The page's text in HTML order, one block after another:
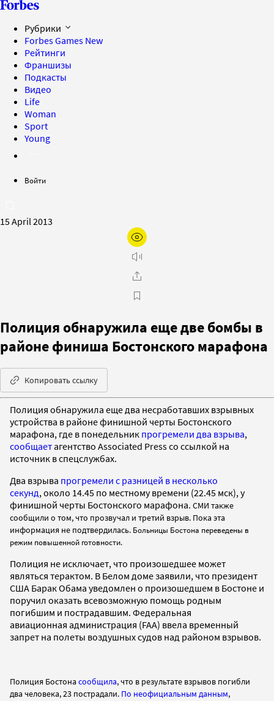
Рубрики
Forbes Games New
Рейтинги
Франшизы
Подкасты
Видео
Life
Woman
Sport
Young
Войти
15 April 2013
Полиция обнаружила еще две бомбы в
районе финиша Бостонского марафона
Копировать ссылку
Полиция обнаружила еще два несработавших взрывных
устройства в районе финишной черты Бостонского
марафона, где в понедельник прогремели два взрыва,
сообщаетагентство Associated Press со ссылкой на
источник в спецслужбах.
Два взрыва прогремели с разницей в несколько
секунд, около 14.45 по местному времени (22.45 мск), у
финишной черты Бостонского марафона. СМИ также
сообщили о том, что прозвучал и третий взрыв. Пока эта
информация не подтвердилась. Больницы Бостона переведены в
режим повышенной готовности.
Полиция не исключает, что произошедшее может
являться терактом. В Белом доме заявили, что президент
США Барак Обама уведомлен о произошедшем в Бостоне и
поручил оказать всевозможную помощь родным
погибшим и пострадавшим. Федеральная
авиационная администрация (FAA) ввела временный
запрет на полеты воздушных судов над районом взрывов.
Полиция Бостона сообщила, что в результате взрывов погибли
два человека, 23 пострадали. По неофициальным данным,